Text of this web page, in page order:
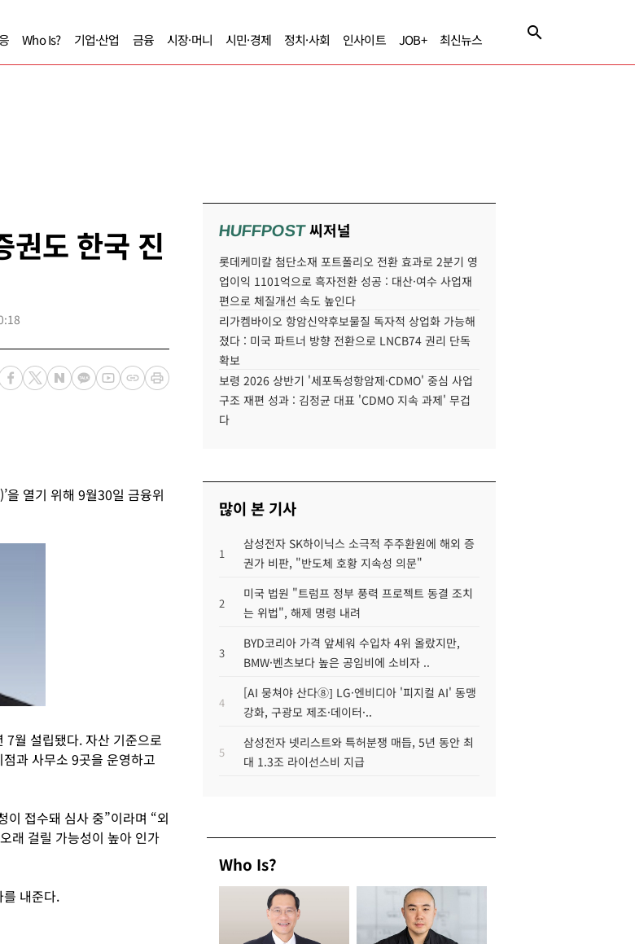
Who Is? 기업·산업 금융 시장·머니 시민·경제 정치·사회 인사이트 JOB+ 최신뉴스
권도 한국 진
을 열기 위해 9월30일 금융위
월 설립됐다. 자산 기준으로
과 사무소 9곳을 운영하고
이 접수돼 심사 중”이라며 “외
래 걸릴 가능성이 높아 인가
내준다.
HUFFPOST씨저널
롯데케미칼 첨단소재 포트폴리오 전환 효과로 2분기 영
업이익 1101억으로 흑자전환 성공 : 대산·여수 사업재
편으로 체질개선 속도 높인다
리가켐바이오 항암신약후보물질 독자적 상업화 가능해
졌다 : 미국 파트너 방향 전환으로 LNCB74 권리 단독
확보
보령 2026 상반기 '세포독성항암제·CDMO' 중심 사업
구조 재편 성과 : 김정균 대표 'CDMO 지속 과제' 무겁
다
많이 본 기사
1
삼성전자 SK하이닉스 소극적 주주환원에 해외 증
권가 비판, "반도체 호황 지속성 의문"
2
미국 법원 "트럼프 정부 풍력 프로젝트 동결 조치
는 위법", 해제 명령 내려
3
BYD코리아 가격 앞세워 수입차 4위 올랐지만,
BMW·벤츠보다 높은 공임비에 소비자 ..
4
[AI 뭉쳐야 산다⑧] LG·엔비디아 '피지컬 AI' 동맹
강화, 구광모 제조·데이터·..
5
삼성전자 넷리스트와 특허분쟁 매듭, 5년 동안 최
대 1.3조 라이선스비 지급
Who Is?